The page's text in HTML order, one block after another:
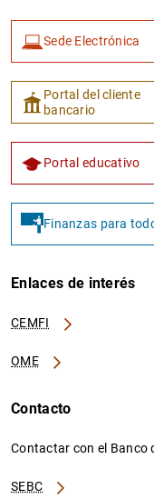
Sede Electrónica
Portal del cliente
bancario
Portal educativo
Finanzas para
Enlaces de interés
CEMFI
OME
Contacto
Contactar con el Banco
SEBC